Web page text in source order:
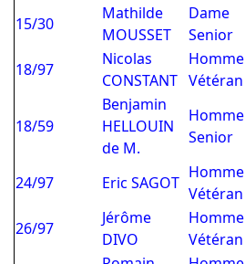
15/30
Mathilde
MOUSSET
Dame
Senior
18/97
Nicolas
CONSTANT
Homme
Vétéran
18/59
Benjamin
HELLOUIN
de M.
Homme
Senior
24/97 Eric SAGOT
Homme
Vétéran
26/97
Jérôme
DIVO
Homme
Vétéran